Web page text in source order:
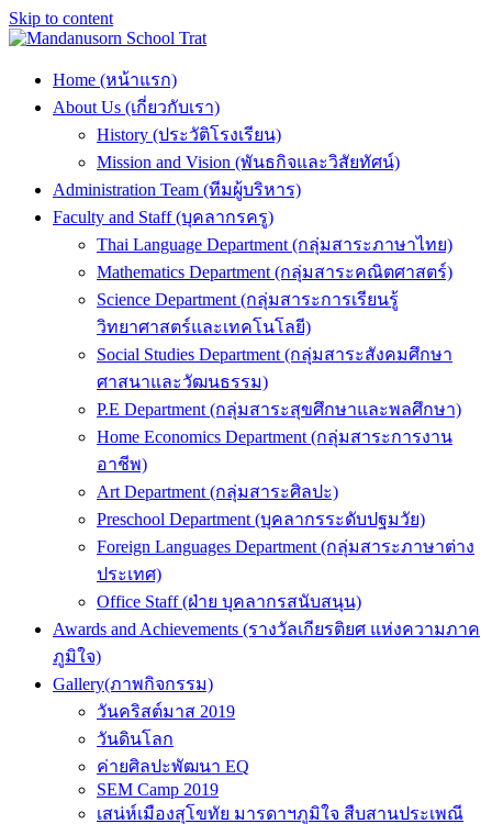
Skip to content
Home (หน้าแรก)
About Us (เกี่ยวกับเรา)
History (ประวัติโรงเรียน)
Mission and Vision (พันธกิจและวิสัยทัศน์)
Administration Team (ทีมผู้บริหาร)
Faculty and Staff (บุคลากรครู)
Thai Language Department (กลุ่มสาระภาษาไทย)
Mathematics Department (กลุ่มสาระคณิตศาสตร์)
Science Department (กลุ่มสาระการเรียนรู้
วิทยาศาสตร์และเทคโนโลยี)
Social Studies Department (กลุ่มสาระสังคมศึกษา
ศาสนาและวัฒนธรรม)
P.E Department (กลุ่มสาระสุขศึกษาและพลศึกษา)
Home Economics Department (กลุ่มสาระการงาน
อาชีพ)
Art Department (กลุ่มสาระศิลปะ)
Preschool Department (บุคลากรระดับปฐมวัย)
Foreign Languages Department (กลุ่มสาระภาษาต่าง
ประเทศ)
Office Staff (ฝ่าย บุคลากรสนับสนุน)
Awards and Achievements (รางวัลเกียรติยศ แห่งความภาค
ภูมิใจ)
Gallery(ภาพกิจกรรม)
วันคริสต์มาส 2019
วันดินโลก
ค่ายศิลปะพัฒนา EQ
SEM Camp 2019
เสน่ห์เมืองสุโขทัย มารดาฯภูมิใจ สืบสานประเพณี